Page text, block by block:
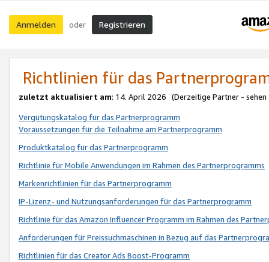
Anmelden oder Registrieren
Richtlinien für das
zuletzt aktualisiert am: 14. April 2026 (Derzeitige Partner - sehen
Vergütungskatalog für das Partnerprogramm
Voraussetzungen für die Teilnahme am Partnerprogramm
Produktkatalog für das Partnerprogramm
Richtlinie für Mobile Anwendungen im Rahmen des Partnerprogramms
Markenrichtlinien für das Partnerprogramm
IP-Lizenz- und Nutzungsanforderungen für das Partnerprogramm
Richtlinie für das Amazon Influencer Programm im Rahmen des
Anforderungen für Preissuchmaschinen in Bezug auf das
Richtlinien für das Creator Ads Boost-Programm